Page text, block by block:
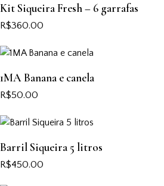
Kit Siqueira Fresh – 6 garrafas
R$360.00
1MA Banana e canela
R$50.00
Barril Siqueira 5 litros
R$450.00